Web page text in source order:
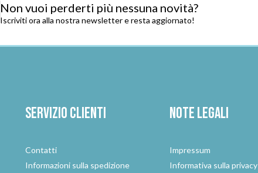
Non vuoi perderti più nessuna novità?
Iscriviti ora alla nostra newsletter e resta aggiornato!
Servizio clienti
Contatti
Informazioni sulla spedizione
Note legali
Impressum
Informativa sulla privacy